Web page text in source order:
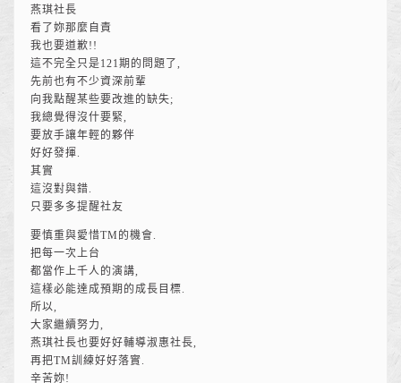
燕琪社長
看了妳那麼自責
我也要道歉!!
這不完全只是121期的問題了,
先前也有不少資深前輩
向我點醒某些要改進的缺失;
我總覺得沒什要緊,
要放手讓年輕的夥伴
好好發揮.
其實
這沒對與錯.
只要多多提醒社友
要慎重與愛惜TM的機會.
把每一次上台
都當作上千人的演講,
這樣必能達成預期的成長目標.
所以,
大家繼續努力,
燕琪社長也要好好輔導淑惠社長,
再把TM訓練好好落實.
辛苦妳!